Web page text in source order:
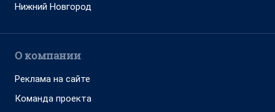
Нижний Новгород
О компании
Реклама на сайте
Команда проекта